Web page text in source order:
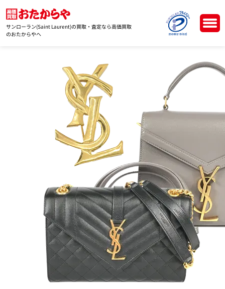
サンローラン(Saint Laurent)の買取・査定なら高価買取
のおたからやへ